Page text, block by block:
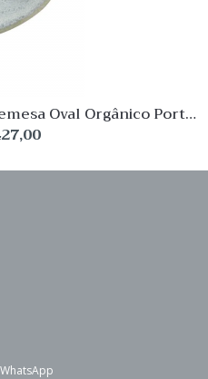
Oval Orgânico Porto
peças
WhatsApp